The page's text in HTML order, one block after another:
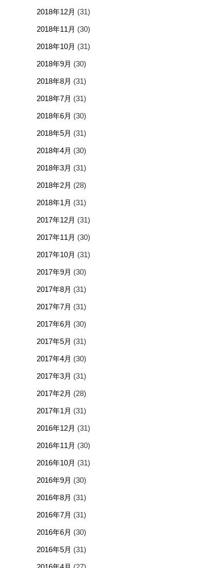
2018年12月 (31)
2018年11月 (30)
2018年10月 (31)
2018年9月 (30)
2018年8月 (31)
2018年7月 (31)
2018年6月 (30)
2018年5月 (31)
2018年4月 (30)
2018年3月 (31)
2018年2月 (28)
2018年1月 (31)
2017年12月 (31)
2017年11月 (30)
2017年10月 (31)
2017年9月 (30)
2017年8月 (31)
2017年7月 (31)
2017年6月 (30)
2017年5月 (31)
2017年4月 (30)
2017年3月 (31)
2017年2月 (28)
2017年1月 (31)
2016年12月 (31)
2016年11月 (30)
2016年10月 (31)
2016年9月 (30)
2016年8月 (31)
2016年7月 (31)
2016年6月 (30)
2016年5月 (31)